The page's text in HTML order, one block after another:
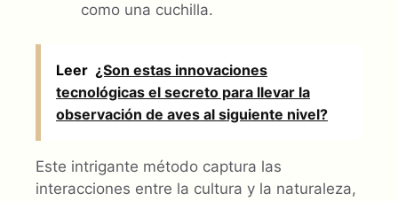
como una cuchilla.
Leer ¿Son estas innovaciones
tecnológicas el secreto para llevar la
observación de aves al siguiente nivel?
Este intrigante método captura las
interacciones entre la cultura y la naturaleza,